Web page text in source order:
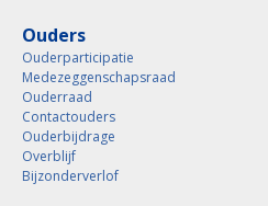
Ouders
Ouderparticipatie
Medezeggenschapsraad
Ouderraad
Contactouders
Ouderbijdrage
Overblijf
Bijzonderverlof